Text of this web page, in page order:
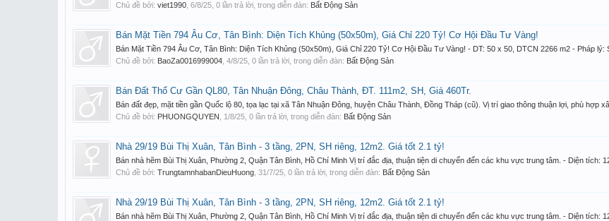
Chủ đề bởi: viet1990 6/8/25 , 0 lần trả lời, trong diễn đàn: Bất Động Sản
Bán Mặt Tiền 794 Âu Cơ, Tân Bình: Diện Tích Khủng (50x50m), Giá Chỉ 220 Tỷ! Cơ Hội Đầu Tư Vàng!
Bán Mặt Tiền 794 Âu Cơ, Tân Bình: Diện Tích Khủng (50x50m), Giá Chỉ 220 Tỷ! Cơ Hội Đầu Tư Vàng! - DT: 50 x 50, DTCN 2266 m2 - Pháp lý:
Chủ đề bởi: BaoZa0016999004 4/8/25 , 0 lần trả lời, trong diễn đàn: Bất Động Sản
Bán Đất Thổ Cư Gần QL80, Tân Nhuận Đông, Châu Thành, ĐT. 111m2, SH, Giá 460Tr.
Bán đất đẹp, mặt tiền gần Quốc lộ 80, tọa lạc tại xã Tân Nhuận Đông, huyện Châu Thành, Đồng Tháp (cũ). Vị trí giao thông thuận lợi, phù hợp
Chủ đề bởi: PHUONGQUYEN 1/8/25 , 0 lần trả lời, trong diễn đàn: Bất Động Sản
Nhà 29/19 Bùi Thị Xuân, Tân Bình - 3 tầng, 2PN, SH riêng, 12m2. Giá tốt 2.1 tỷ!
Bán nhà hẽm Bùi Thị Xuân, Phường 2, Quận Tân Bình, Hồ Chí Minh Vị trí đắc địa, thuận tiện di chuyển đến các khu vực trung tâm. - Diện tích:
Chủ đề bởi: TrungtamnhabanDieuHuong 31/7/25 , 0 lần trả lời, trong diễn đàn: Bất Động Sản
Nhà 29/19 Bùi Thị Xuân, Tân Bình - 3 tầng, 2PN, SH riêng, 12m2. Giá tốt 2.1 tỷ!
Bán nhà hẽm Bùi Thị Xuân, Phường 2, Quận Tân Bình, Hồ Chí Minh Vị trí đắc địa, thuận tiện di chuyển đến các khu vực trung tâm. - Diện tích: